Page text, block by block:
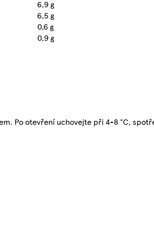
6,9 g
6,5 g
0,6 g
0,9 g
Po otevření uchovejte při 4-8 °C,